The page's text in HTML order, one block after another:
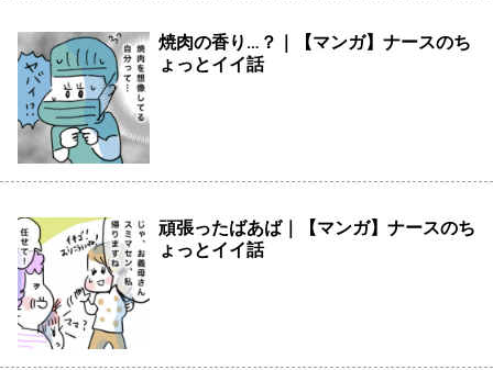
焼肉の香り…？｜【マンガ】ナースのち
ょっとイイ話
頑張ったばあば｜【マンガ】ナースのち
ょっとイイ話